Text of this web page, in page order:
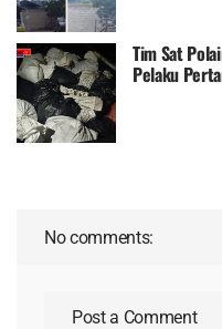
Tim Sat
Pelaku
No comments:
Post a Comment